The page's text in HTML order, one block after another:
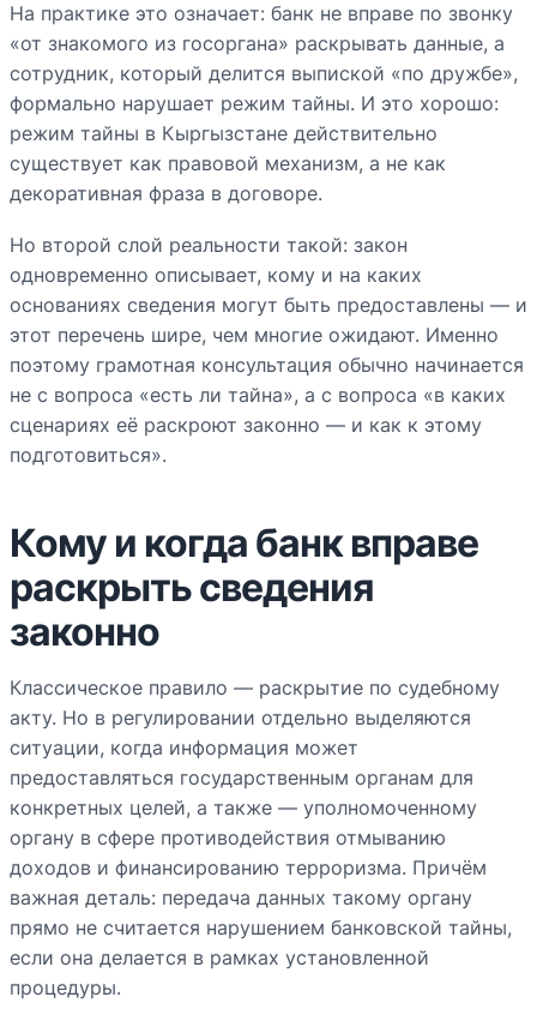
На практике это означает: банк не вправе по звонку
«от знакомого из госоргана» раскрывать данные, а
сотрудник, который делится выпиской «по дружбе»,
формально нарушает режим тайны. И это хорошо:
режим тайны в Кыргызстане действительно
существует как правовой механизм, а не как
декоративная фраза в договоре.
Но второй слой реальности такой: закон
одновременно описывает, кому и на каких
основаниях сведения могут быть предоставлены — и
этот перечень шире, чем многие ожидают. Именно
поэтому грамотная консультация обычно начинается
не с вопроса «есть ли тайна», а с вопроса «в каких
сценариях её раскроют законно — и как к этому
подготовиться».
Кому и когда банк вправе
раскрыть сведения
законно
Классическое правило — раскрытие по судебному
акту. Но в регулировании отдельно выделяются
ситуации, когда информация может
предоставляться государственным органам для
конкретных целей, а также — уполномоченному
органу в сфере противодействия отмыванию
доходов и финансированию терроризма. Причём
важная деталь: передача данных такому органу
прямо не считается нарушением банковской тайны,
если она делается в рамках установленной
процедуры.